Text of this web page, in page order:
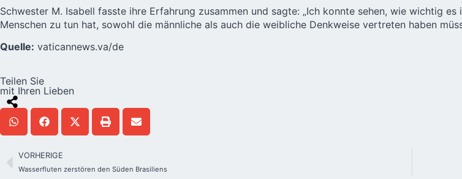
Schwester M. Isabell fasste ihre Erfahrung zusammen und sagte: „Ich konnte sehen, wie wichtig
Menschen zu tun hat, sowohl die männliche als auch die weibliche Denkweise vertreten haben
Quelle: vaticannews.va/de
Teilen Sie
mit Ihren Lieben
VORHERIGE
Wasserfluten zerstören den Süden Brasiliens